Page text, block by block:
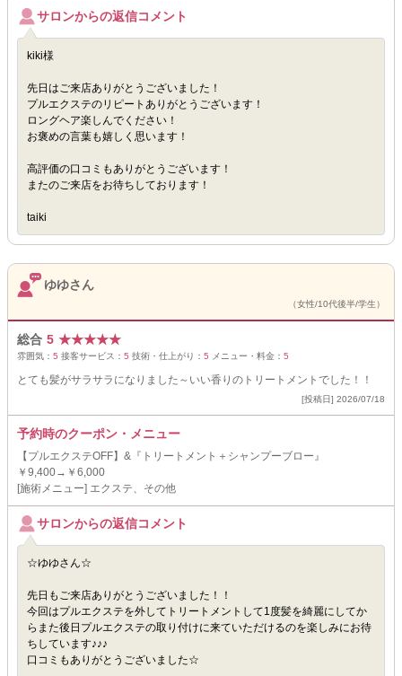
サロンからの返信コメント
kiki様
先日はご来店ありがとうございました！
プルエクステのリピートありがとうございます！
ロングヘア楽しんでください！
お褒めの言葉も嬉しく思います！
高評価の口コミもありがとうございます！
またのご来店をお待ちしております！
taiki
ゆゆさん
（女性/10代後半/学生）
総合 5 ★★★★★
雰囲気： 5 接客サービス： 5 技術・仕上がり： 5 メニュー・料金： 5
とても髪がサラサラになりました～いい香りのトリートメントでした！！
[投稿日] 2026/07/18
予約時のクーポン・メニュー
【プルエクステOFF】&『トリートメント＋シャンプーブロー』
￥9,400→￥6,000
[施術メニュー] エクステ、その他
サロンからの返信コメント
☆ゆゆさん☆
先日もご来店ありがとうございました！！
今回はプルエクステを外してトリートメントして1度髪を綺麗にしてか
らまた後日プルエクステの取り付けに来ていただけるのを楽しみにお待
ちしています♪♪♪
口コミもありがとうございました☆